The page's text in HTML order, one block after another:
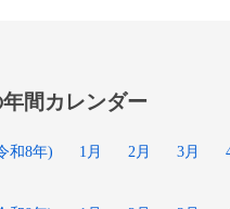
間カレンダー
和8年) 1月 2月 3月